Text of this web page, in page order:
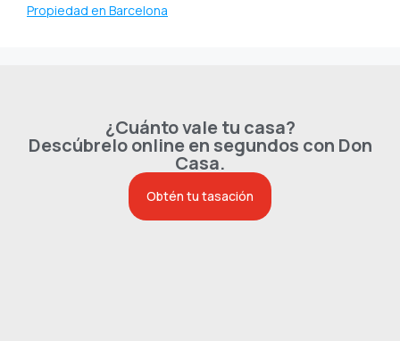
Propiedad en Barcelona
¿Cuánto vale tu casa?
Descúbrelo online en segundos con Don
Casa.
Obtén tu tasación